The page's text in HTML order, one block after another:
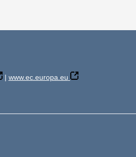
| www.ec.europa.eu